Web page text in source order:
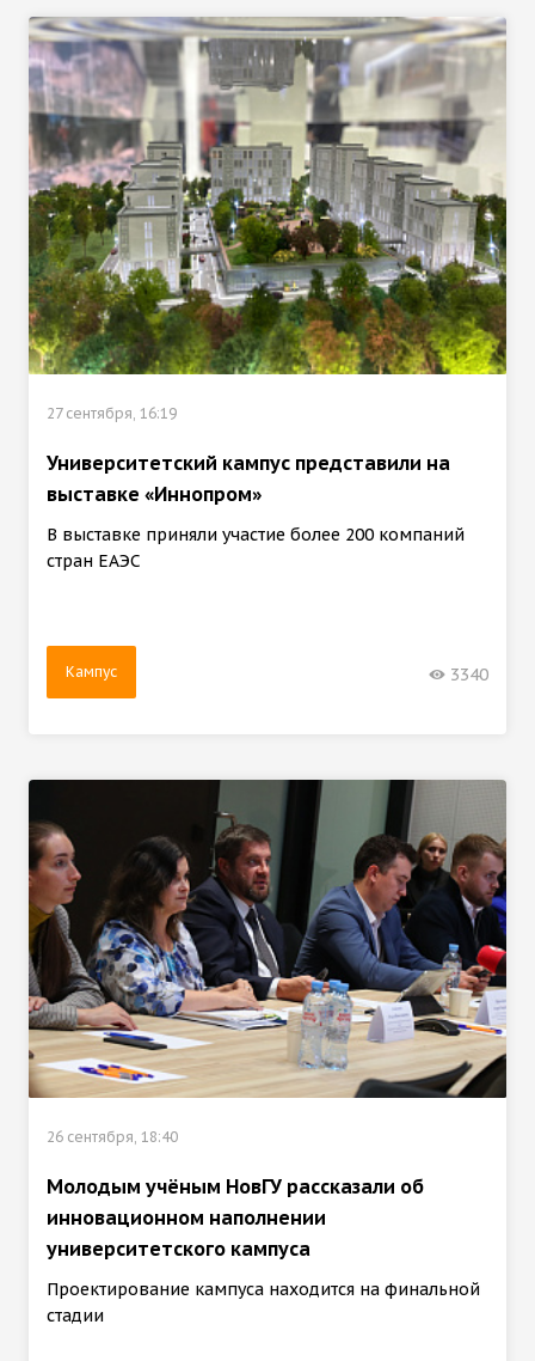
27 сентября, 16:19
Университетский кампус представили на
выставке «Иннопром»
В выставке приняли участие более 200 компаний
стран ЕАЭС
Кампус 3340
26 сентября, 18:40
Молодым учёным НовГУ рассказали об
инновационном наполнении
университетского кампуса
Проектирование кампуса находится на финальной
стадии